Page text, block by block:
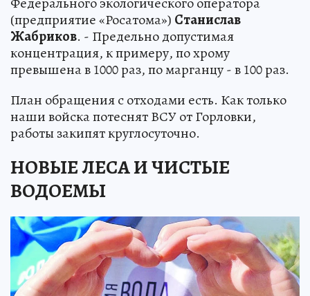
(предприятие «Росатома») Станислав
Жабриков. - Предельно допустимая
концентрация, к примеру, по хрому
превышена в 1000 раз, по марганцу - в 100 раз.
План обращения с отходами есть. Как только
наши войска потеснят ВСУ от Горловки,
работы закипят круглосуточно.
НОВЫЕ ЛЕСА И ЧИСТЫЕ
ВОДОЕМЫ